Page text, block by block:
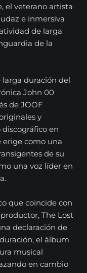
el veterano artista
e inmersiva
de larga
de la
larga duración del
John 00
de JOOF
y
en
erige como una
de su
una voz líder en
que coincide con
The Lost
declaración de
el álbum
musical
en cambio